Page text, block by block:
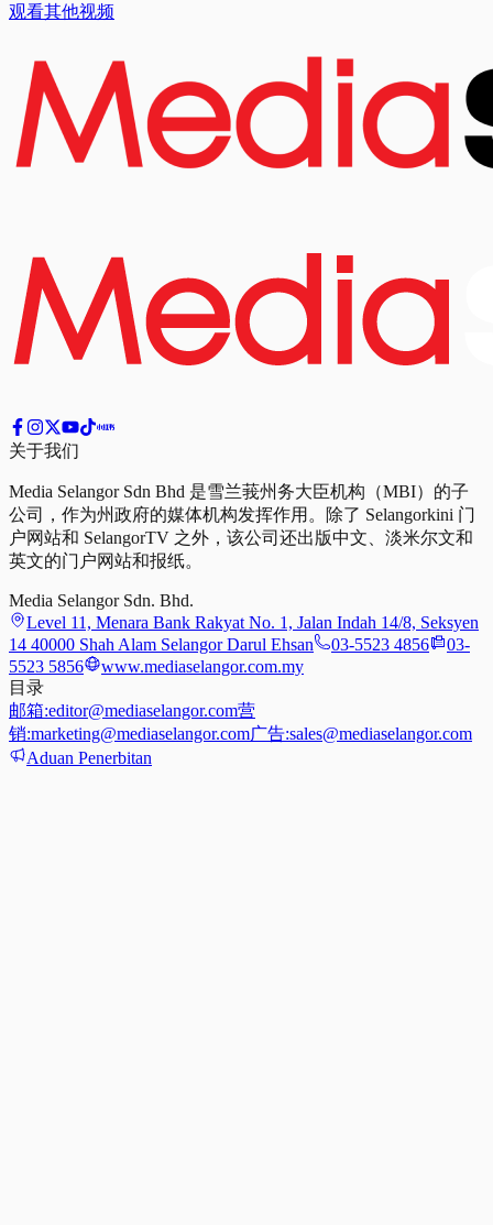
观看其他视频
关于我们
Media Selangor Sdn Bhd 是雪兰莪州务大臣机构（MBI）的子
公司，作为州政府的媒体机构发挥作用。除了 Selangorkini 门
户网站和 SelangorTV 之外，该公司还出版中文、淡米尔文和
英文的门户网站和报纸。
Media Selangor Sdn. Bhd.
Level 11, Menara Bank Rakyat No. 1, Jalan Indah 14/8, Seksyen
14 40000 Shah Alam Selangor Darul Ehsan
03-5523 4856
03-
5523 5856
www.mediaselangor.com.my
目录
邮箱:editor@mediaselangor.com营
销:marketing@mediaselangor.com广告:sales@mediaselangor.com
Aduan Penerbitan